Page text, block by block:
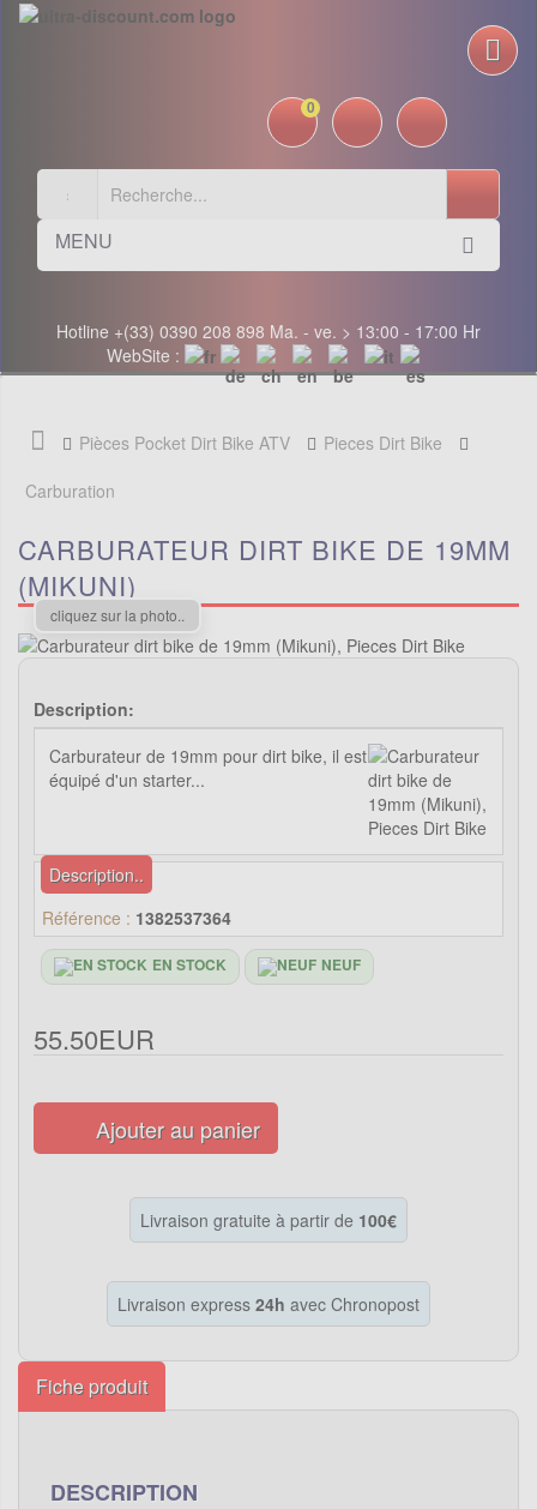
0
MENU
Hotline +(33) 0390 208 898 Ma. - ve. > 13:00 - 17:00 Hr
WebSite :
Pièces Pocket Dirt Bike ATV
Pieces Dirt Bike
Carburation
CARBURATEUR DIRT BIKE DE 19MM
(MIKUNI)
cliquez sur la photo..
Description:
Carburateur de 19mm pour dirt bike, il est
équipé d'un starter...
Description..
Référence : 1382537364
EN STOCK NEUF
55.50EUR
Ajouter au panier
Livraison gratuite à partir de 100€
Livraison express 24h avec Chronopost
Fiche produit
DESCRIPTION